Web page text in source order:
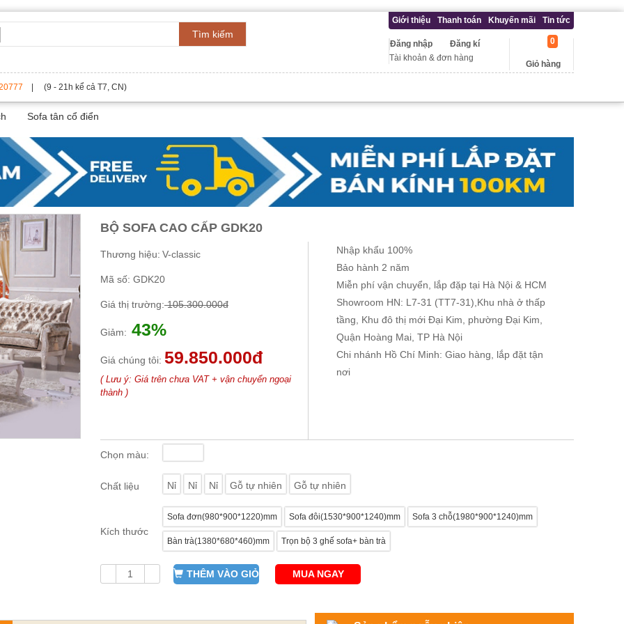
Tìm kiếm
Giới thiệu Thanh toán Khuyến mãi Tin tức
Đăng kí
Đăng nhập
Tài khoản & đơn hàng
Giỏ hàng
0
| (9 - 21h kể cả T7, CN)
Sofa tân cổ điển
BỘ SOFA CAO CẤP GDK20
Thương hiệu: V-classic
Mã số: GDK20
Giá thị trường:105.300.000đ
Giảm: 43%
Giá chúng tôi: 59.850.000đ
( Lưu ý: Giá trên chưa VAT + vận chuyển ngoại
thành )
Nhập khẩu 100%
Bảo hành 2 năm
Miễn phí vận chuyển, lắp đặp tại Hà Nội & HCM
Showroom HN: L7-31 (TT7-31),Khu nhà ở thấp
tầng, Khu đô thị mới Đại Kim, phường Đại Kim,
Quận Hoàng Mai, TP Hà Nội
Chi nhánh Hồ Chí Minh: Giao hàng, lắp đặt tận
nơi
Chọn màu:
Chất liệu Nỉ Nỉ Nỉ Gỗ tự nhiên Gỗ tự nhiên
Kích thước
Sofa đơn(980*900*1220)mm Sofa đôi(1530*900*1240)mm Sofa 3 chỗ(1980*900*1240)mm
Bàn trà(1380*680*460)mm Trọn bộ 3 ghế sofa+ bàn trà
THÊM VÀO GIỎ MUA NGAY